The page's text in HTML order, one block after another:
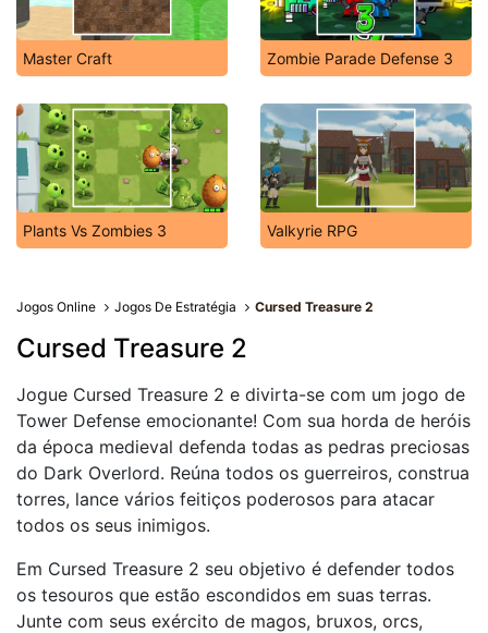
Master Craft Zombie Parade Defense 3
Plants Vs Zombies 3 Valkyrie RPG
Jogos Online Jogos De Estratégia Cursed Treasure 2
Cursed Treasure 2
Jogue Cursed Treasure 2 e divirta-se com um jogo de
Tower Defense emocionante! Com sua horda de heróis
da época medieval defenda todas as pedras preciosas
do Dark Overlord. Reúna todos os guerreiros, construa
torres, lance vários feitiços poderosos para atacar
todos os seus inimigos.
Em Cursed Treasure 2 seu objetivo é defender todos
os tesouros que estão escondidos em suas terras.
Junte com seus exército de magos, bruxos, orcs,